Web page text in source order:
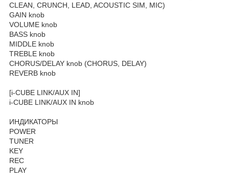
CLEAN, CRUNCH, LEAD, ACOUSTIC SIM, MIC)
GAIN knob
VOLUME knob
BASS knob
MIDDLE knob
TREBLE knob
CHORUS/DELAY knob (CHORUS, DELAY)
REVERB knob
[i-CUBE LINK/AUX IN]
i-CUBE LINK/AUX IN knob
ИНДИКАТОРЫ
POWER
TUNER
KEY
REC
PLAY